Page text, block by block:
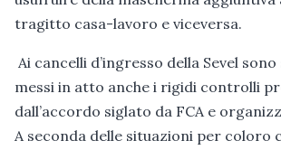
tragitto casa-lavoro e viceversa.
Ai cancelli d’ingresso della Sevel
messi in atto anche i rigidi controlli
dall’accordo siglato da FCA e
A seconda delle situazioni per coloro